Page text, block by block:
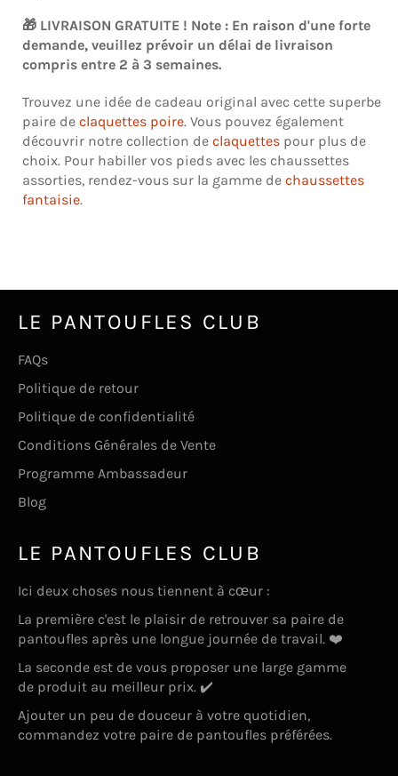
🎁 LIVRAISON GRATUITE ! Note : En raison d'une forte
demande, veuillez prévoir un délai de livraison
compris entre 2 à 3 semaines.
Trouvez une idée de cadeau original avec cette superbe
paire de claquettes poire. Vous pouvez également
découvrir notre collection de claquettes pour plus de
choix. Pour habiller vos pieds avec les chaussettes
assorties, rendez-vous sur la gamme de chaussettes
fantaisie.
LE PANTOUFLES CLUB
FAQs
Politique de retour
Politique de confidentialité
Conditions Générales de Vente
Programme Ambassadeur
Blog
LE PANTOUFLES CLUB
Ici deux choses nous tiennent à cœur :
La première c'est le plaisir de retrouver sa paire de
pantoufles après une longue journée de travail. ❤️
La seconde est de vous proposer une large gamme
de produit au meilleur prix. ✔️
Ajouter un peu de douceur à votre quotidien,
commandez votre paire de pantoufles préférées.